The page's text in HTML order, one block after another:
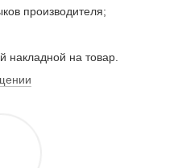
производителя;
накладной на товар.